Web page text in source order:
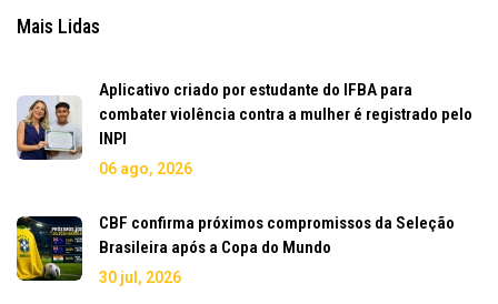
Mais Lidas
Aplicativo criado por estudante do IFBA para
combater violência contra a mulher é registrado pelo
INPI
06 ago, 2026
CBF confirma próximos compromissos da Seleção
Brasileira após a Copa do Mundo
30 jul, 2026